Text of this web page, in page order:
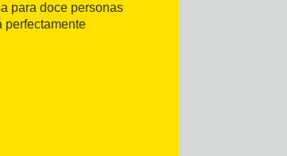
para doce personas
perfectamente